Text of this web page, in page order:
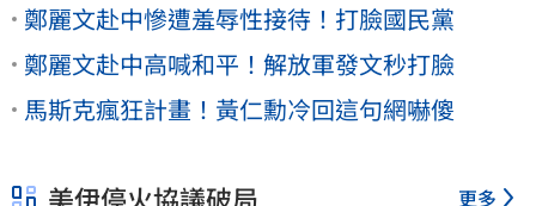
鄭麗文赴中慘遭羞辱性接待！打臉國民黨
鄭麗文赴中高喊和平！解放軍發文秒打臉
馬斯克瘋狂計畫！黃仁勳冷回這句網嚇傻
美伊停火協議破局 更多